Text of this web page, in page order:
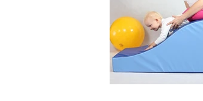
Medicina da
Pescoço